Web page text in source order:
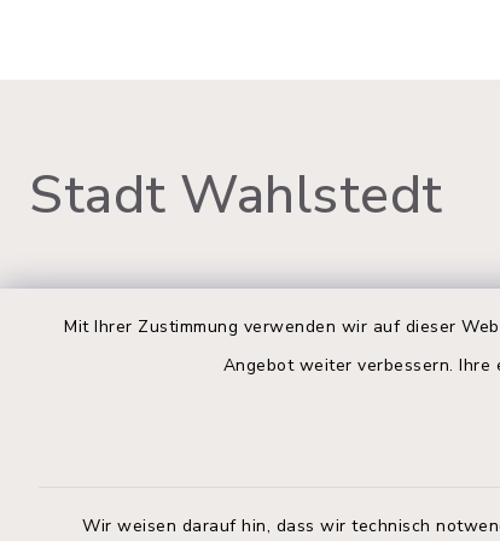
Mit Ihrer Zustimmung verwenden wir auf dieser
Angebot weiter verbessern.
Wir weisen darauf hin, dass wir technisch
Stadt Wahlstedt
Rathaus Wahlstedt